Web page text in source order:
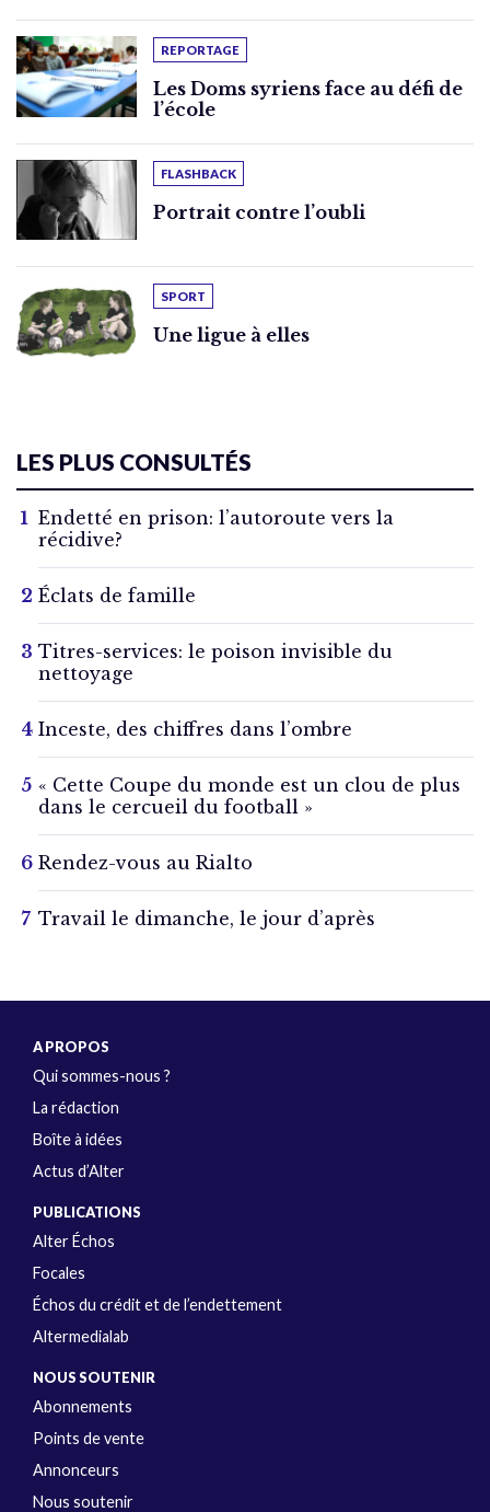
REPORTAGE
Les Doms syriens face au défi de
l’école
FLASHBACK
Portrait contre l’oubli
SPORT
Une ligue à elles
LES PLUS CONSULTÉS
Endetté en prison: l’autoroute vers la
récidive?
Éclats de famille
Titres-services: le poison invisible du
nettoyage
Inceste, des chiffres dans l’ombre
« Cette Coupe du monde est un clou de plus
dans le cercueil du football »
Rendez-vous au Rialto
Travail le dimanche, le jour d’après
A PROPOS
Qui sommes-nous ?
La rédaction
Boîte à idées
Actus d’Alter
PUBLICATIONS
Alter Échos
Focales
Échos du crédit et de l’endettement
Altermedialab
NOUS SOUTENIR
Abonnements
Points de vente
Annonceurs
Nous soutenir